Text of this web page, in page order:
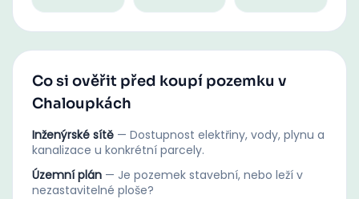
Co si ověřit před koupí pozemku v
Chaloupkách
Inženýrské sítě — Dostupnost elektřiny, vody, plynu a
kanalizace u konkrétní parcely.
Územní plán — Je pozemek stavební, nebo leží v
nezastavitelné ploše?